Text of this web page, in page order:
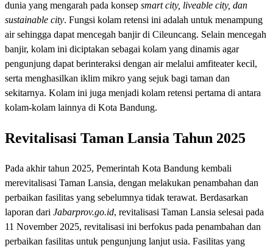
dunia yang mengarah pada konsep smart city, liveable city, dan
sustainable city. Fungsi kolam retensi ini adalah untuk menampung
air sehingga dapat mencegah banjir di Cileuncang. Selain mencegah
banjir, kolam ini diciptakan sebagai kolam yang dinamis agar
pengunjung dapat berinteraksi dengan air melalui amfiteater kecil,
serta menghasilkan iklim mikro yang sejuk bagi taman dan
sekitarnya. Kolam ini juga menjadi kolam retensi pertama di antara
kolam-kolam lainnya di Kota Bandung.
Revitalisasi Taman Lansia Tahun 2025
Pada akhir tahun 2025, Pemerintah Kota Bandung kembali
merevitalisasi Taman Lansia, dengan melakukan penambahan dan
perbaikan fasilitas yang sebelumnya tidak terawat. Berdasarkan
laporan dari Jabarprov.go.id, revitalisasi Taman Lansia selesai pada
11 November 2025, revitalisasi ini berfokus pada penambahan dan
perbaikan fasilitas untuk pengunjung lanjut usia. Fasilitas yang